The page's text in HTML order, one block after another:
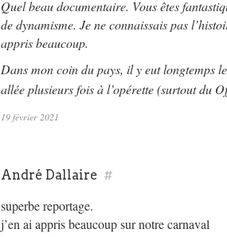
Quel beau documentaire. Vous êtes
de dynamisme. Je ne connaissais pas
appris beaucoup.
Dans mon coin du pays, il y eut longtemps
allée plusieurs fois à l’opérette (surtout du
19 février 2021
André Dallaire #
superbe reportage.
j’en ai appris beaucoup sur notre carnaval